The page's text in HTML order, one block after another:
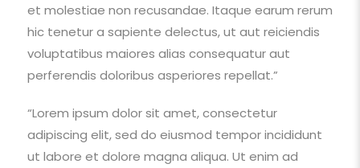
et molestiae non recusandae. Itaque earum rerum
hic tenetur a sapiente delectus, ut aut reiciendis
voluptatibus maiores alias consequatur aut
perferendis doloribus asperiores repellat.”
“Lorem ipsum dolor sit amet, consectetur
adipiscing elit, sed do eiusmod tempor incididunt
ut labore et dolore magna aliqua. Ut enim ad